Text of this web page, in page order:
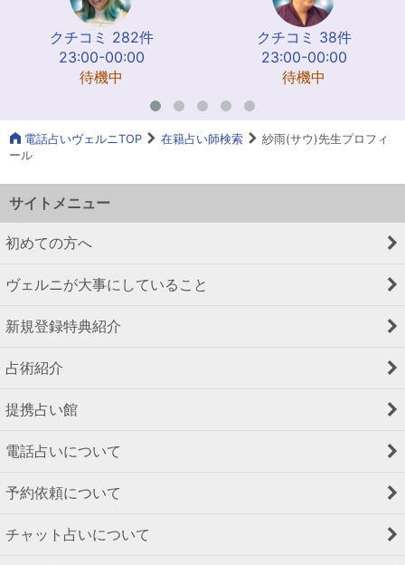
クチコミ 282件
23:00-00:00
待機中
クチコミ 38件
23:00-00:00
待機中
電話占いヴェルニTOP 在籍占い師検索
紗雨(サウ)先生プロフィ
ール
サイトメニュー
初めての方へ
ヴェルニが大事にしていること
新規登録特典紹介
占術紹介
提携占い館
電話占いについて
予約依頼について
チャット占いについて